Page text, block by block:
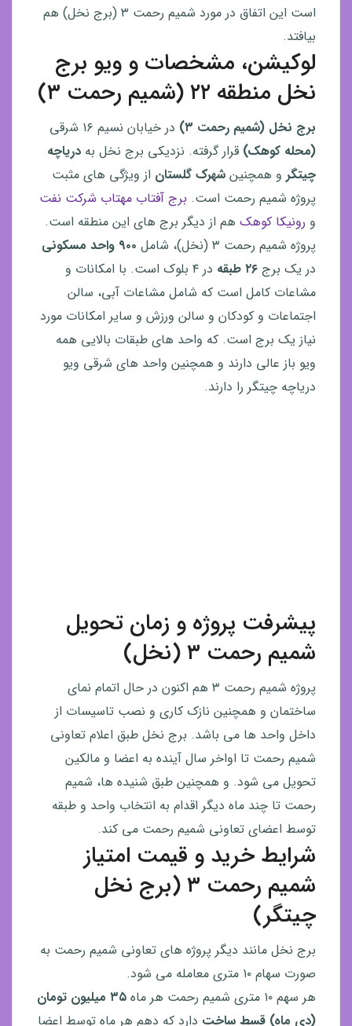
است این اتفاق در مورد شمیم رحمت ۳ (برج نخل) هم
بیافتد.
لوکیشن، مشخصات و ویو برج
نخل منطقه ۲۲ (شمیم رحمت ۳)
برج نخل (شمیم رحمت ۳)
در خیابان نسیم ۱۶ شرقی
(محله کوهک) قرار گرفته. نزدیکی برج نخل به دریاچه
چیتگر و همچنین شهرک گلستان از ویژگی های مثبت
پروژه شمیم رحمت است. برج آفتاب مهتاب شرکت نفت
و رونیکا کوهک هم از دیگر برج های این منطقه است.
پروژه شمیم رحمت ۳ (نخل)، شامل
۹۰۰ واحد مسکونی
در یک برج
در ۴ بلوک است. با امکانات و
مشاعات کامل است که شامل مشاعات آبی، سالن
اجتماعات و کودکان و سالن ورزش و سایر امکانات مورد
نیاز یک برج است. که واحد های طبقات بالایی همه
ویو باز عالی دارند و همچنین واحد های شرقی ویو
دریاچه چیتگر را دارند.
پیشرفت پروژه و زمان تحویل
شمیم رحمت ۳ (نخل)
پروژه شمیم رحمت ۳ هم اکنون در حال اتمام نمای
ساختمان و همچنین نازک کاری و نصب تاسیسات از
داخل واحد ها می باشد. برج نخل طبق اعلام تعاونی
شمیم رحمت تا اواخر سال آینده به اعضا و مالکین
تحویل می شود. و همچنین طبق شنیده ها، شمیم
رحمت تا چند ماه دیگر اقدام به انتخاب واحد و طبقه
توسط اعضای تعاونی شمیم رحمت می کند.
شرایط خرید و قیمت امتیاز
شمیم رحمت ۳ (برج نخل
چیتگر)
برج نخل مانند دیگر پروژه های تعاونی شمیم رحمت به
صورت سهام ۱۰ متری معامله می شود.
هر سهم ۱۰ متری شمیم رحمت هر ماه
۳۵ میلیون تومان
(دی ماه) قسط ساخت دارد که دهم هر ماه توسط اعضا